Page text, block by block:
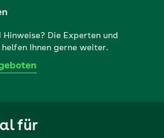
Hinweise? Die Experten und
Ihnen gerne weiter.
für